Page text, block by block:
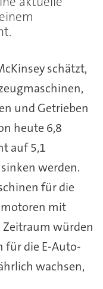
schätzt,
und Getrieben
heute 6,8
auf 5,1
werden.
für die
mit
Zeitraum würden
für die E-Auto-
wachsen,